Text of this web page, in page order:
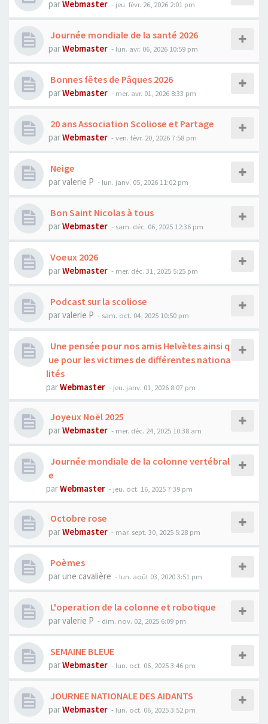
parWebmaster - jeu. févr. 26, 2026 2:01 pm
Journée mondiale de la santé 2026
parWebmaster - lun. avr. 06, 2026 10:59 pm
Bonnes fêtes de Pâques 2026
parWebmaster - mer. avr. 01, 2026 8:33 pm
20 ans Association Scoliose et Partage
parWebmaster - ven. févr. 20, 2026 7:58 pm
Neige
parvalerie P - lun. janv. 05, 2026 11:02 pm
Bon Saint Nicolas à tous
parWebmaster - sam. déc. 06, 2025 12:36 pm
Voeux 2026
parWebmaster - mer. déc. 31, 2025 5:25 pm
Podcast sur la scoliose
parvalerie P - sam. oct. 04, 2025 10:50 pm
Une pensée pour nos amis Helvètes ainsi q
ue pour les victimes de différentes nationa
lités
parWebmaster - jeu. janv. 01, 2026 8:07 pm
Joyeux Noël 2025
parWebmaster - mer. déc. 24, 2025 10:38 am
Journée mondiale de la colonne vertébral
e
parWebmaster - jeu. oct. 16, 2025 7:39 pm
Octobre rose
parWebmaster - mar. sept. 30, 2025 5:28 pm
Poèmes
parune cavalière - lun. août 03, 2020 3:51 pm
L'operation de la colonne et robotique
parvalerie P - dim. nov. 02, 2025 6:09 pm
SEMAINE BLEUE
parWebmaster - lun. oct. 06, 2025 3:46 pm
JOURNEE NATIONALE DES AIDANTS
parWebmaster - lun. oct. 06, 2025 3:52 pm